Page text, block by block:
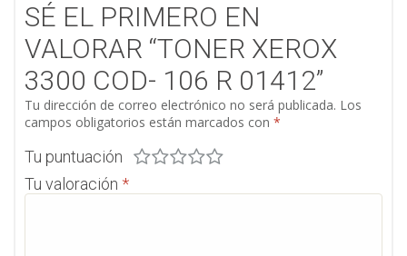
SÉ EL PRIMERO EN
VALORAR “TONER XEROX
3300 COD- 106 R 01412”
Tu dirección de correo electrónico no será publicada. Los
campos obligatorios están marcados con *
Tu puntuación
Tu valoración *